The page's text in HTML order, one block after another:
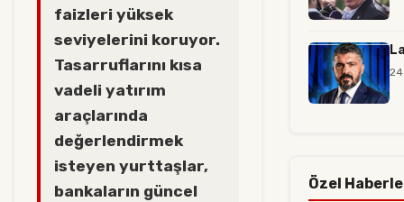
faizleri yüksek
seviyelerini koruyor.
Tasarruflarını kısa
vadeli yatırım
araçlarında
değerlendirmek
isteyen yurttaşlar,
bankaların güncel
Özel